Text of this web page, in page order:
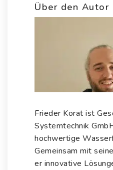
Über den Autor
Frieder Korat ist
Systemtechnik
hochwertige
Gemeinsam mit
er innovative